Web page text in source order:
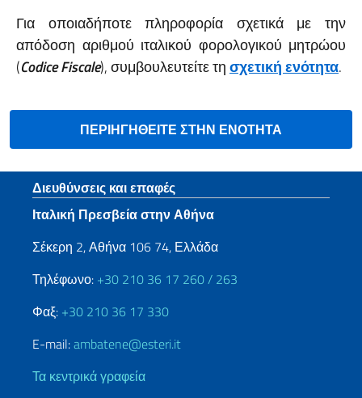
Για οποιαδήποτε πληροφορία σχετικά με την
απόδοση αριθμού ιταλικού φορολογικού μητρώου
(Codice Fiscale), συμβουλευτείτε τησχετική ενότητα.
ΠΕΡΙΗΓΗΘΕΙΤΕ ΣΤΗΝ ΕΝΟΤΗΤΑ
Footer section
Διευθύνσεις και επαφές
Ιταλική Πρεσβεία στην Αθήνα
Σέκερη 2, Αθήνα 106 74, Ελλάδα
Τηλέφωνο: +30 210 36 17 260 / 263
Φαξ: +30 210 36 17 330
E-mail:ambatene@esteri.it
Τα κεντρικά γραφεία